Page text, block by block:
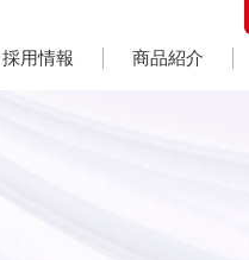
採用情報 商品紹介